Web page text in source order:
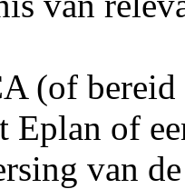
(of bereid
Eplan of
van